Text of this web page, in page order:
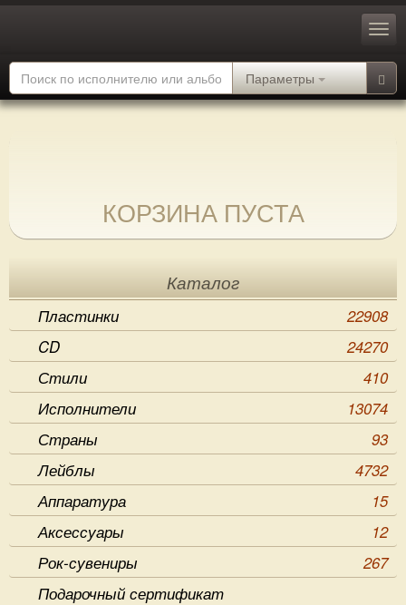
Параметры
КОРЗИНА ПУСТА
Каталог
Пластинки
22908
CD
24270
Стили
410
Исполнители
13074
Страны
93
Лейблы
4732
Аппаратура
15
Аксессуары
12
Рок-сувениры
267
Подарочный сертификат